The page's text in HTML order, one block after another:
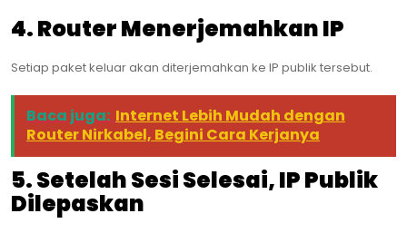
4. Router Menerjemahkan IP
Setiap paket keluar akan diterjemahkan ke IP publik tersebut.
Baca juga: Internet Lebih Mudah dengan
Router Nirkabel, Begini Cara Kerjanya
5. Setelah Sesi Selesai, IP Publik
Dilepaskan